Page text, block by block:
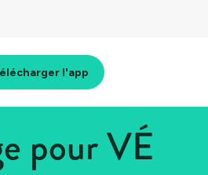
l'app
pour VÉ